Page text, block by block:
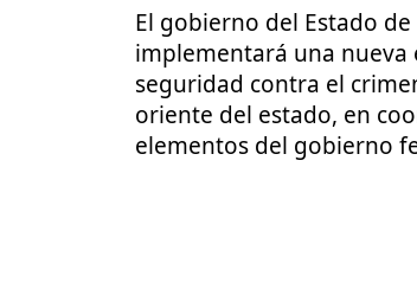
El gobierno del Estado de
implementará una nueva
seguridad contra el
oriente del estado, en
elementos del gobierno